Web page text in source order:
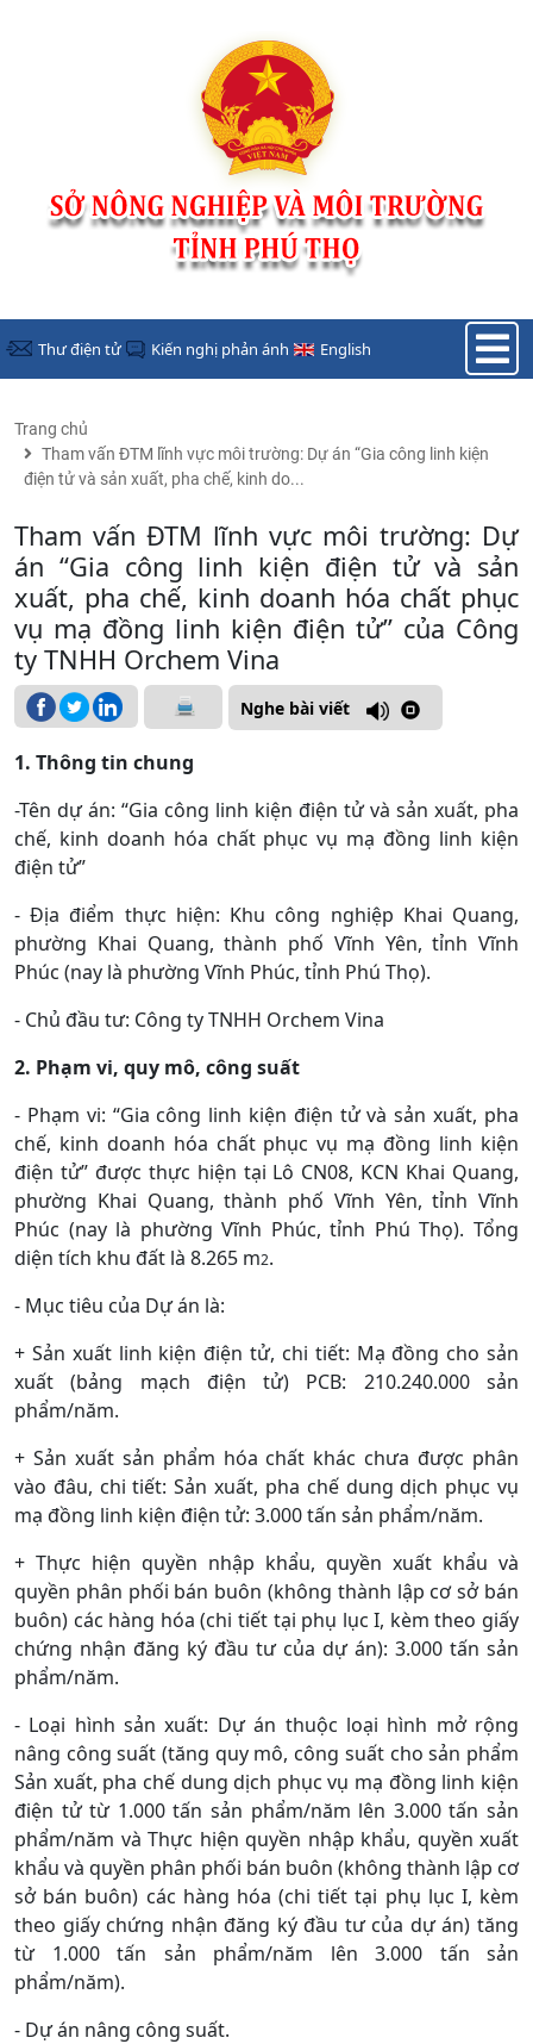
Thư điện tử Kiến nghị phản ánh English
Trang chủ
Tham vấn ĐTM lĩnh vực môi trường: Dự án “Gia công linh kiện
điện tử và sản xuất, pha chế, kinh do...
Tham vấn ĐTM lĩnh vực môi trường: Dự
án “Gia công linh kiện điện tử và sản
xuất, pha chế, kinh doanh hóa chất phục
vụ mạ đồng linh kiện điện tử” của Công
ty TNHH Orchem Vina
Nghe bài viết
1. Thông tin chung
-Tên dự án: “Gia công linh kiện điện tử và sản xuất, pha
chế, kinh doanh hóa chất phục vụ mạ đồng linh kiện
điện tử”
- Địa điểm thực hiện: Khu công nghiệp Khai Quang,
phường Khai Quang, thành phố Vĩnh Yên, tỉnh Vĩnh
Phúc (nay là phường Vĩnh Phúc, tỉnh Phú Thọ).
- Chủ đầu tư: Công ty TNHH Orchem Vina
2. Phạm vi, quy mô, công suất
- Phạm vi: “Gia công linh kiện điện tử và sản xuất, pha
chế, kinh doanh hóa chất phục vụ mạ đồng linh kiện
điện tử” được thực hiện tại Lô CN08, KCN Khai Quang,
phường Khai Quang, thành phố Vĩnh Yên, tỉnh Vĩnh
Phúc (nay là phường Vĩnh Phúc, tỉnh Phú Thọ). Tổng
diện tích khu đất là 8.265 m2.
- Mục tiêu của Dự án là:
+ Sản xuất linh kiện điện tử, chi tiết: Mạ đồng cho sản
xuất (bảng mạch điện tử) PCB: 210.240.000 sản
phẩm/năm.
+ Sản xuất sản phẩm hóa chất khác chưa được phân
vào đâu, chi tiết: Sản xuất, pha chế dung dịch phục vụ
mạ đồng linh kiện điện tử: 3.000 tấn sản phẩm/năm.
+ Thực hiện quyền nhập khẩu, quyền xuất khẩu và
quyền phân phối bán buôn (không thành lập cơ sở bán
buôn) các hàng hóa(chi tiết tại phụ lục I, kèm theo giấy
chứng nhận đăng ký đầu tư của dự án): 3.000 tấn sản
phẩm/năm.
- Loại hình sản xuất: Dự án thuộc loại hình mở rộng
nâng công suất (tăng quy mô, công suất cho sản phẩm
Sản xuất, pha chế dung dịch phục vụ mạ đồng linh kiện
điện tử từ 1.000 tấn sản phẩm/năm lên 3.000 tấn sản
phẩm/năm và Thực hiện quyền nhập khẩu, quyền xuất
khẩu và quyền phân phối bán buôn (không thành lập cơ
sở bán buôn) các hàng hóa (chi tiết tại phụ lục I, kèm
theo giấy chứng nhận đăng ký đầu tư của dự án) tăng
từ 1.000 tấn sản phẩm/năm lên 3.000 tấn sản
phẩm/năm).
- Dự án nâng công suất.